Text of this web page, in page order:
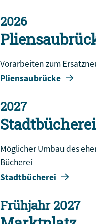
2026
Vorarbeiten zum
Pliensaubrücke
2027
Stadtbücherei
Möglicher Umbau des
Bücherei
Stadtbücherei
Frühjahr 2027